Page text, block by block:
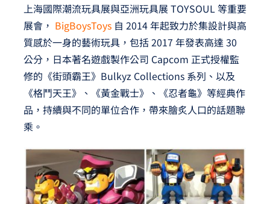
上海國際潮流玩具展與亞洲玩具展 TOYSOUL 等重要
展會， BigBoysToys自 2014 年起致力於集設計與高
質感於一身的藝術玩具，包括 2017 年發表高達 30
公分，日本著名遊戲製作公司 Capcom 正式授權監
修的《街頭霸王》Bulkyz Collections 系列、以及
《格鬥天王》、《黃金戰士》、《忍者龜》等經典作
品，持續與不同的單位合作，帶來膾炙人口的話題聯
乘。